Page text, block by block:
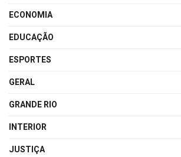
ECONOMIA
EDUCAÇÃO
ESPORTES
GERAL
GRANDE RIO
INTERIOR
JUSTIÇA